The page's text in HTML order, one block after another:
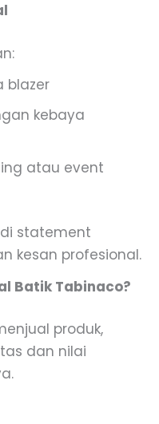
blazer
kebaya
atau event
statement
kesan profesional.
Batik Tabinaco?
produk,
dan nilai